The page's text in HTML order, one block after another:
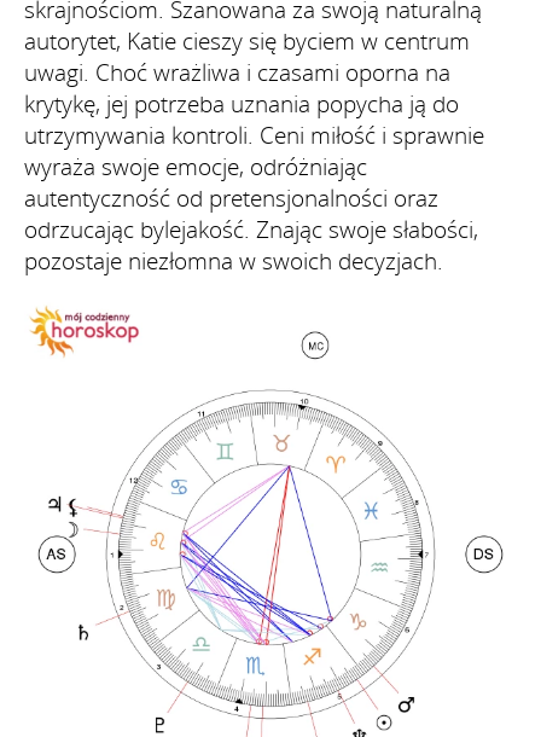
skrajnościom. Szanowana za swoją naturalną
autorytet, Katie cieszy się byciem w centrum
uwagi. Choć wrażliwa i czasami oporna na
krytykę, jej potrzeba uznania popycha ją do
utrzymywania kontroli. Ceni miłość i sprawnie
wyraża swoje emocje, odróżniając
autentyczność od pretensjonalności oraz
odrzucając bylejakość. Znając swoje słabości,
pozostaje niezłomna w swoich decyzjach.